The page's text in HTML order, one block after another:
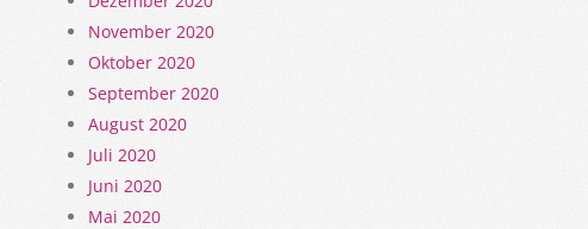
November 2020
Oktober 2020
September 2020
August 2020
Juli 2020
Juni 2020
Mai 2020